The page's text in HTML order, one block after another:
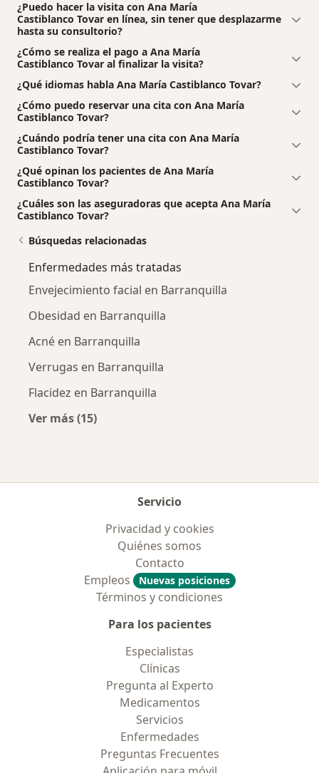
¿Puedo hacer la visita con Ana María
Castiblanco Tovar en línea, sin tener que desplazarme
hasta su consultorio?
¿Cómo se realiza el pago a Ana María
Castiblanco Tovar al finalizar la visita?
¿Qué idiomas habla Ana María Castiblanco Tovar?
¿Cómo puedo reservar una cita con Ana María
Castiblanco Tovar?
¿Cuándo podría tener una cita con Ana María
Castiblanco Tovar?
¿Qué opinan los pacientes de Ana María
Castiblanco Tovar?
¿Cuáles son las aseguradoras que acepta Ana María
Castiblanco Tovar?
Búsquedas relacionadas
Enfermedades más tratadas
Envejecimiento facial en Barranquilla
Obesidad en Barranquilla
Acné en Barranquilla
Verrugas en Barranquilla
Flacidez en Barranquilla
Ver más (15)
Servicio
Privacidad y cookies
Quiénes somos
Contacto
Empleos
Nuevas posiciones
Términos y condiciones
Para los pacientes
Especialistas
Clínicas
Pregunta al Experto
Medicamentos
Servicios
Enfermedades
Preguntas Frecuentes